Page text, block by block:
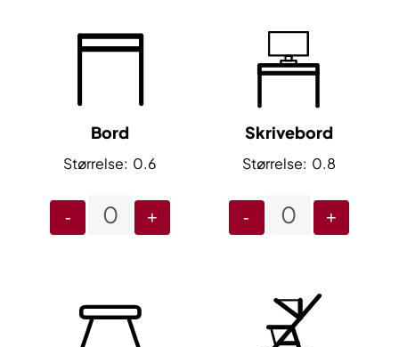
Bord
0.6
- +
Skrivebord
0.8
- +